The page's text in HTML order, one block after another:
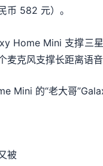
币 582 元）。
Home Mini 支撑三
麦克风支撑长距离语
Mini 的“老大哥
被